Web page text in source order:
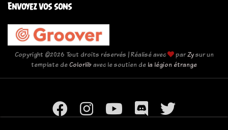
Envoyez vos sons
Copyright ©2026 Tout droits réservés | Réalisé avec parZysur un
template deColorlibavec le soutien de la légion étrange